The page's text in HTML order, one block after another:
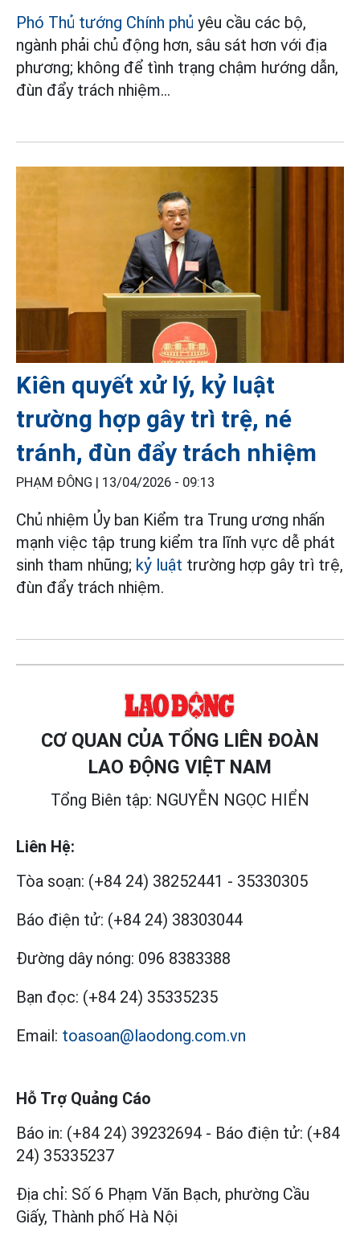
Phó Thủ tướng Chính phủ yêu cầu các bộ,
ngành phải chủ động hơn, sâu sát hơn với địa
phương; không để tình trạng chậm hướng dẫn,
đùn đẩy trách nhiệm...
Kiên quyết xử lý, kỷ luật
trường hợp gây trì trệ, né
tránh, đùn đẩy trách nhiệm
PHẠM ĐÔNG | 13/04/2026 - 09:13
Chủ nhiệm Ủy ban Kiểm tra Trung ương nhấn
mạnh việc tập trung kiểm tra lĩnh vực dễ phát
sinh tham nhũng; kỷ luật trường hợp gây trì trệ,
đùn đẩy trách nhiệm.
CƠ QUAN CỦA TỔNG LIÊN ĐOÀN
LAO ĐỘNG VIỆT NAM
Tổng Biên tập: NGUYỄN NGỌC HIỂN
Liên Hệ:
Tòa soạn: (+84 24) 38252441 - 35330305
Báo điện tử: (+84 24) 38303044
Đường dây nóng: 096 8383388
Bạn đọc: (+84 24) 35335235
Email: toasoan@laodong.com.vn
Hỗ Trợ Quảng Cáo
Báo in: (+84 24) 39232694 - Báo điện tử: (+84
24) 35335237
Địa chỉ: Số 6 Phạm Văn Bạch, phường Cầu
Giấy, Thành phố Hà Nội